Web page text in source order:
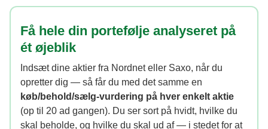
Få hele din portefølje analyseret på
ét øjeblik
Indsæt dine aktier fra Nordnet eller Saxo, når du
opretter dig — så får du med det samme en
køb/behold/sælg-vurdering på hver enkelt aktie
(op til 20 ad gangen). Du ser sort på hvidt, hvilke du
skal beholde, og hvilke du skal ud af — i stedet for at